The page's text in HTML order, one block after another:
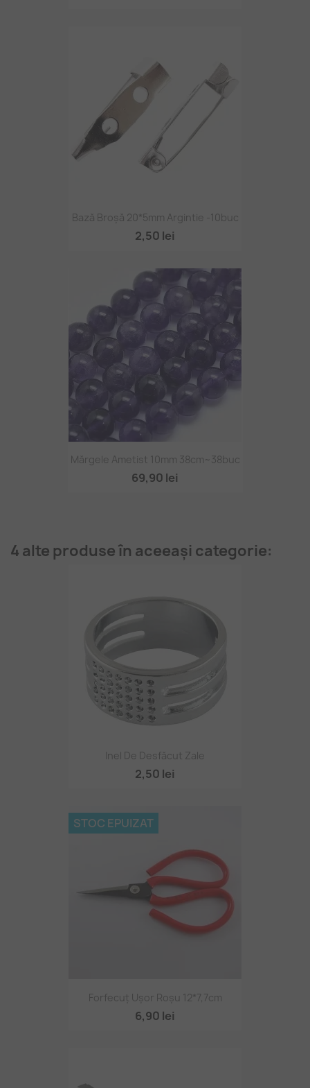
Bază Broșă 20*5mm Argintie -10buc
2,50 lei
Mărgele Ametist 10mm 38cm~38buc
69,90 lei
4 alte produse în aceeași categorie:
Inel De Desfăcut Zale
2,50 lei
Forfecuț Ușor Roșu 12*7,7cm
6,90 lei
STOC EPUIZAT